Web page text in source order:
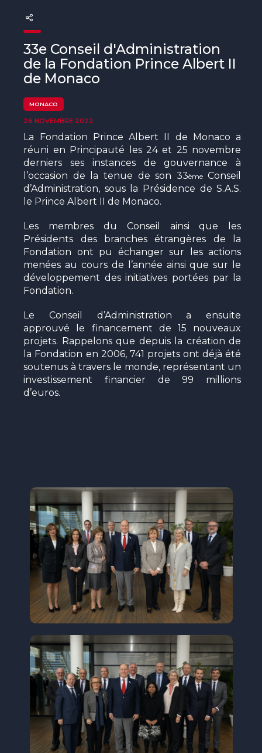
Beyond Plastic Med : BeMed
OACIS
Initiative Homme - Faune sauvage
The Green Shift Initiative
33e Conseil d'Administration
de la Fondation Prince Albert II
de Monaco
MONACO
26 NOVEMBRE 2022
La Fondation Prince Albert II de Monaco a
réuni en Principauté les 24 et 25 novembre
derniers ses instances de gouvernance à
l’occasion de la tenue de son 33èmeConseil
d’Administration, sous la Présidence de S.A.S.
le Prince Albert II de Monaco.
Les membres du Conseil ainsi que les
Présidents des branches étrangères de la
Fondation ont pu échanger sur les actions
menées au cours de l’année ainsi que sur le
développement des initiatives portées par la
Fondation.
Le Conseil d’Administration a ensuite
approuvé le financement de 15 nouveaux
projets. Rappelons que depuis la création de
la Fondation en 2006, 741 projets ont déjà été
soutenus à travers le monde, représentant un
investissement financier de 99 millions
d’euros.